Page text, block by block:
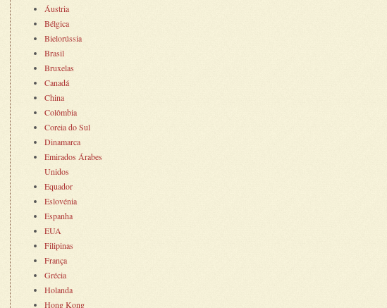
Áustria
Bélgica
Bielorússia
Brasil
Bruxelas
Canadá
China
Colômbia
Coreia do Sul
Dinamarca
Emirados Árabes
Unidos
Equador
Eslovénia
Espanha
EUA
Filipinas
França
Grécia
Holanda
Hong Kong